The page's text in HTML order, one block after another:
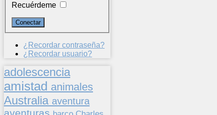
Recuérdeme
¿Recordar contraseña?
¿Recordar usuario?
adolescencia
amistad animales
Australia aventura